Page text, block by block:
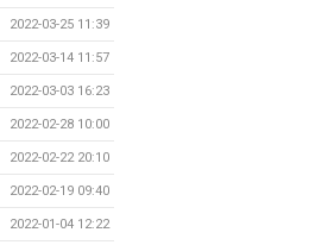
2022-03-25 11:39
2022-03-14 11:57
2022-03-03 16:23
2022-02-28 10:00
2022-02-22 20:10
2022-02-19 09:40
2022-01-04 12:22